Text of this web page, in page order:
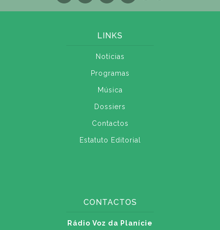
LINKS
Notícias
Programas
Música
Dossiers
Contactos
Estatuto Editorial
CONTACTOS
Rádio Voz da Planície